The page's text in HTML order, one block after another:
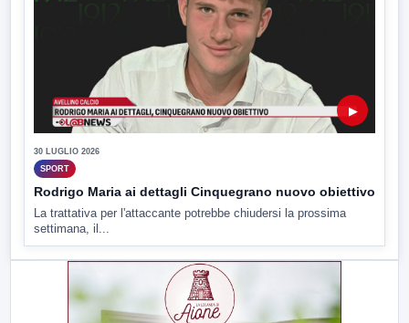
▶
30 LUGLIO 2026
SPORT
Rodrigo Maria ai dettagli Cinquegrano nuovo obiettivo
La trattativa per l'attaccante potrebbe chiudersi la prossima
settimana, il...